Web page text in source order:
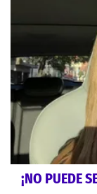
¡NO PUEDE